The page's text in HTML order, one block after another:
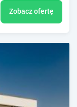
Zobacz ofertę